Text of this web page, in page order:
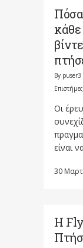
By puser3
Οι
είναι
30
Η